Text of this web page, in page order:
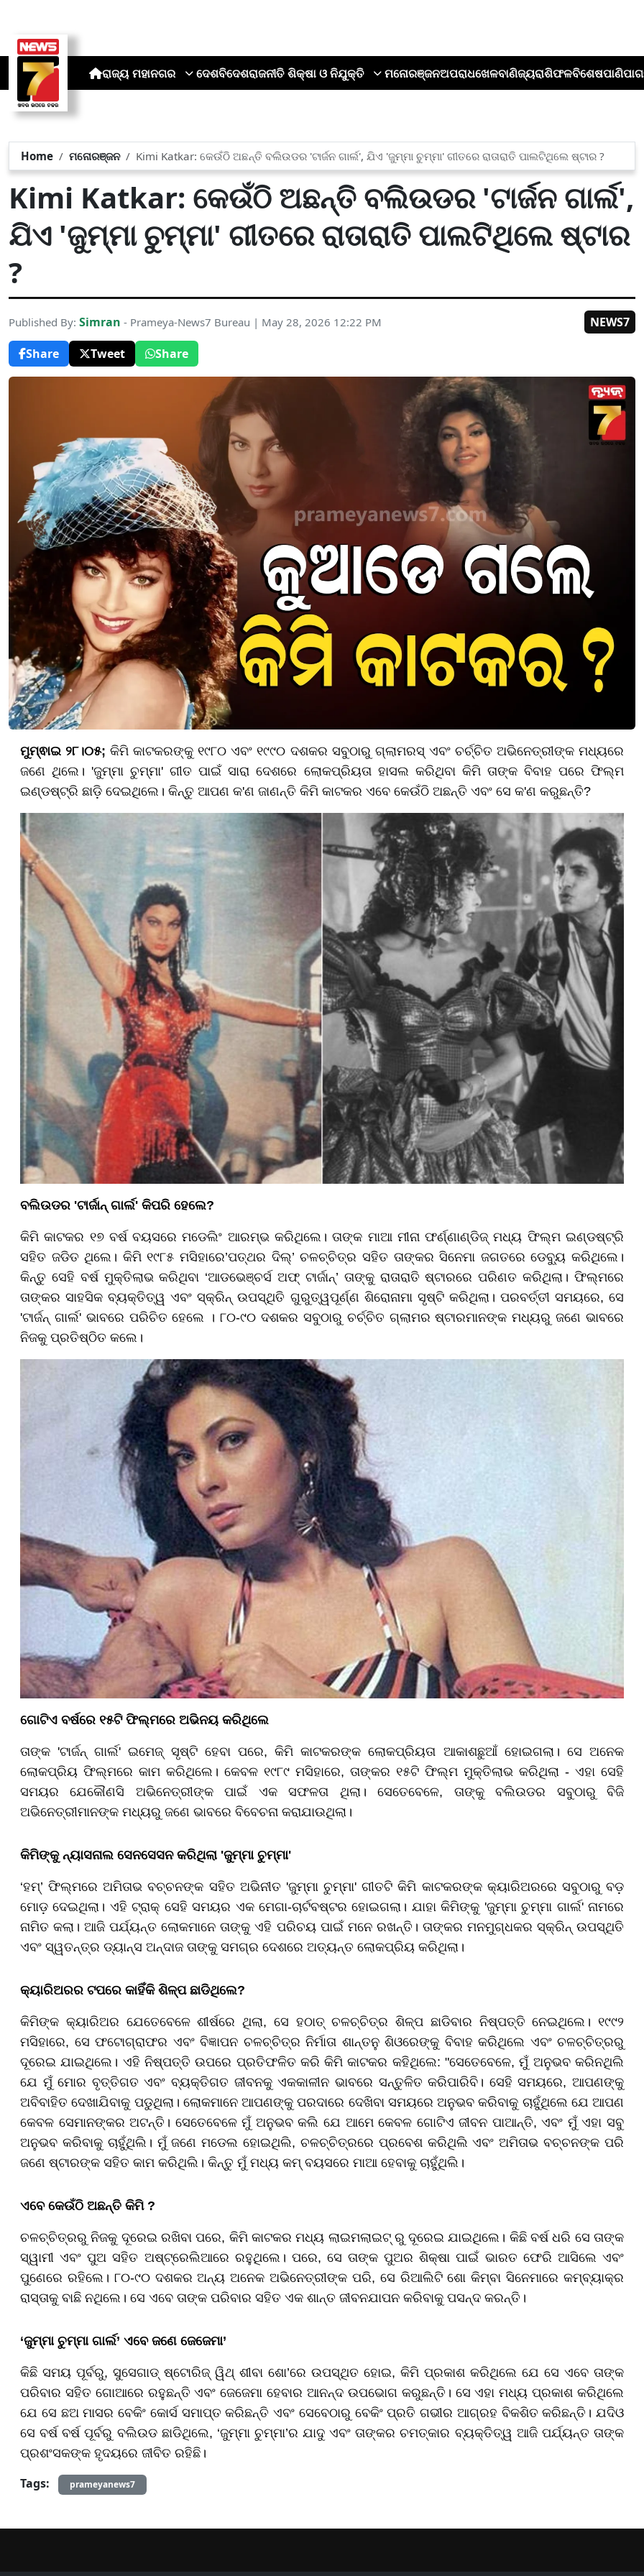
ରାଜ୍ୟ ମହାନଗର ଦେଶବିଦେଶରାଜନୀତି ଶିକ୍ଷା ଓ ନିଯୁକ୍ତି ମନୋରଞ୍ଜନଅପରାଧଖେଳବାଣିଜ୍ୟରାଶିଫଳବିଶେଷପାଣିପାଗ
Home ମନୋରଞ୍ଜନ Kimi Katkar: କେଉଁଠି ଅଛନ୍ତି ବଲିଉଡର 'ଟାର୍ଜନ ଗାର୍ଲ', ଯିଏ 'ଜୁମ୍ମା ଚୁମ୍ମା' ଗୀତରେ ରାତାରାତି ପାଲଟିଥିଲେ ଷ୍ଟାର ?
Kimi Katkar: କେଉଁଠି ଅଛନ୍ତି ବଲିଉଡର 'ଟାର୍ଜନ ଗାର୍ଲ',
ଯିଏ 'ଜୁମ୍ମା ଚୁମ୍ମା' ଗୀତରେ ରାତାରାତି ପାଲଟିଥିଲେ ଷ୍ଟାର
?
Published By: Simran - Prameya-News7 Bureau | May 28, 2026 12:22 PM
NEWS7
Share
Tweet Share
ମୁମ୍ଵାଇ ୨୮।୦୫;କିମି କାଟକରଙ୍କୁ ୧୯୮୦ ଏବଂ ୧୯୯୦ ଦଶକର ସବୁଠାରୁ ଗ୍ଲାମରସ୍ ଏବଂ ଚର୍ଚ୍ଚିତ ଅଭିନେତ୍ରୀଙ୍କ ମଧ୍ୟରେ
ଜଣେ ଥିଲେ। 'ଜୁମ୍ମା ଚୁମ୍ମା' ଗୀତ ପାଇଁ ସାରା ଦେଶରେ ଲୋକପ୍ରିୟତା ହାସଲ କରିଥିବା କିମି ତାଙ୍କ ବିବାହ ପରେ ଫିଲ୍ମ
ଇଣ୍ଡଷ୍ଟ୍ରି ଛାଡ଼ି ଦେଇଥିଲେ। କିନ୍ତୁ ଆପଣ କ'ଣ ଜାଣନ୍ତି କିମି କାଟକର ଏବେ କେଉଁଠି ଅଛନ୍ତି ଏବଂ ସେ କ'ଣ କରୁଛନ୍ତି?
ବଲିଉଡର 'ଟାର୍ଜାନ୍ ଗାର୍ଲ' କିପରି ହେଲେ?
କିମି କାଟକର ୧୭ ବର୍ଷ ବୟସରେ ମଡେଲିଂ ଆରମ୍ଭ କରିଥିଲେ। ତାଙ୍କ ମାଆ ମୀନା ଫର୍ଣ୍ଣାଣ୍ଡିଜ୍ ମଧ୍ୟ ଫିଲ୍ମ ଇଣ୍ଡଷ୍ଟ୍ରି
ସହିତ ଜଡିତ ଥିଲେ। କିମି ୧୯୮୫ ମସିହାରେ’ପତ୍ଥର ଦିଲ୍’ ଚଳଚ୍ଚିତ୍ର ସହିତ ତାଙ୍କର ସିନେମା ଜଗତରେ ଡେବ୍ୟୁ କରିଥିଲେ।
କିନ୍ତୁ ସେହି ବର୍ଷ ମୁକ୍ତିଲାଭ କରିଥିବା ‘ଆଡଭେଞ୍ଚର୍ସ ଅଫ୍ ଟାର୍ଜାନ୍’ ତାଙ୍କୁ ରାତାରାତି ଷ୍ଟାରରେ ପରିଣତ କରିଥିଲା। ଫିଲ୍ମରେ
ତାଙ୍କର ସାହସିକ ବ୍ୟକ୍ତିତ୍ୱ ଏବଂ ସ୍କ୍ରିନ୍ ଉପସ୍ଥିତି ଗୁରୁତ୍ୱପୂର୍ଣ୍ଣ ଶିରୋନାମା ସୃଷ୍ଟି କରିଥିଲା। ପରବର୍ତ୍ତୀ ସମୟରେ, ସେ
'ଟାର୍ଜନ୍ ଗାର୍ଲ' ଭାବରେ ପରିଚିତ ହେଲେ । ୮୦-୯୦ ଦଶକର ସବୁଠାରୁ ଚର୍ଚ୍ଚିତ ଗ୍ଲାମର ଷ୍ଟାରମାନଙ୍କ ମଧ୍ୟରୁ ଜଣେ ଭାବରେ
ନିଜକୁ ପ୍ରତିଷ୍ଠିତ କଲେ।
ଗୋଟିଏ ବର୍ଷରେ ୧୫ଟି ଫିଲ୍ମରେ ଅଭିନୟ କରିଥିଲେ
ତାଙ୍କ 'ଟାର୍ଜନ୍ ଗାର୍ଲ' ଇମେଜ୍ ସୃଷ୍ଟି ହେବା ପରେ, କିମି କାଟକରଙ୍କ ଲୋକପ୍ରିୟତା ଆକାଶଛୁଆଁ ହୋଇଗଲା। ସେ ଅନେକ
ଲୋକପ୍ରିୟ ଫିଲ୍ମରେ କାମ କରିଥିଲେ। କେବଳ ୧୯୮୯ ମସିହାରେ, ତାଙ୍କର ୧୫ଟି ଫିଲ୍ମ ମୁକ୍ତିଲାଭ କରିଥିଲା - ଏହା ସେହି
ସମୟର ଯେକୌଣସି ଅଭିନେତ୍ରୀଙ୍କ ପାଇଁ ଏକ ସଫଳତା ଥିଲା। ସେତେବେଳେ, ତାଙ୍କୁ ବଲିଉଡର ସବୁଠାରୁ ବିଜି
ଅଭିନେତ୍ରୀମାନଙ୍କ ମଧ୍ୟରୁ ଜଣେ ଭାବରେ ବିବେଚନା କରାଯାଉଥିଲା।
କିମିଙ୍କୁ ନ୍ୟାସନାଲ ସେନସେସନ କରିଥିଲା 'ଜୁମ୍ମା ଚୁମ୍ମା'
‘ହମ୍’ ଫିଲ୍ମରେ ଅମିତାଭ ବଚ୍ଚନଙ୍କ ସହିତ ଅଭିନୀତ 'ଜୁମ୍ମା ଚୁମ୍ମା' ଗୀତଟି କିମି କାଟକରଙ୍କ କ୍ୟାରିଅରରେ ସବୁଠାରୁ ବଡ଼
ମୋଡ଼ ଦେଇଥିଲା। ଏହି ଟ୍ରାକ୍ ସେହି ସମୟର ଏକ ମେଗା-ଚାର୍ଟବଷ୍ଟର ହୋଇଗଲା। ଯାହା କିମିଙ୍କୁ 'ଜୁମ୍ମା ଚୁମ୍ମା ଗାର୍ଲ' ନାମରେ
ନାମିତ କଲା। ଆଜି ପର୍ଯ୍ୟନ୍ତ ଲୋକମାନେ ତାଙ୍କୁ ଏହି ପରିଚୟ ପାଇଁ ମନେ ରଖନ୍ତି। ତାଙ୍କର ମନମୁଗ୍ଧକର ସ୍କ୍ରିନ୍ ଉପସ୍ଥିତି
ଏବଂ ସ୍ୱତନ୍ତ୍ର ଡ୍ୟାନ୍ସ ଅନ୍ଦାଜ ତାଙ୍କୁ ସମଗ୍ର ଦେଶରେ ଅତ୍ୟନ୍ତ ଲୋକପ୍ରିୟ କରିଥିଲା।
କ୍ୟାରିଅରର ଟପରେ କାହିଁକି ଶିଳ୍ପ ଛାଡିଥିଲେ?
କିମିଙ୍କ କ୍ୟାରିଅର ଯେତେବେଳେ ଶୀର୍ଷରେ ଥିଲା, ସେ ହଠାତ୍ ଚଳଚ୍ଚିତ୍ର ଶିଳ୍ପ ଛାଡିବାର ନିଷ୍ପତ୍ତି ନେଇଥିଲେ। ୧୯୯୨
ମସିହାରେ, ସେ ଫଟୋଗ୍ରାଫର ଏବଂ ବିଜ୍ଞାପନ ଚଳଚ୍ଚିତ୍ର ନିର୍ମାତା ଶାନ୍ତନୁ ଶିଓରେଙ୍କୁ ବିବାହ କରିଥିଲେ ଏବଂ ଚଳଚ୍ଚିତ୍ରରୁ
ଦୂରେଇ ଯାଇଥିଲେ। ଏହି ନିଷ୍ପତ୍ତି ଉପରେ ପ୍ରତିଫଳିତ କରି କିମି କାଟକର କହିଥିଲେ: "ସେତେବେଳେ, ମୁଁ ଅନୁଭବ କରିନଥିଲି
ଯେ ମୁଁ ମୋର ବୃତ୍ତିଗତ ଏବଂ ବ୍ୟକ୍ତିଗତ ଜୀବନକୁ ଏକକାଳୀନ ଭାବରେ ସନ୍ତୁଳିତ କରିପାରିବି। ସେହି ସମୟରେ, ଆପଣଙ୍କୁ
ଅବିବାହିତ ଦେଖାଯିବାକୁ ପଡୁଥିଲା। ଲୋକମାନେ ଆପଣଙ୍କୁ ପରଦାରେ ଦେଖିବା ସମୟରେ ଅନୁଭବ କରିବାକୁ ଚାହୁଁଥିଲେ ଯେ ଆପଣ
କେବଳ ସେମାନଙ୍କର ଅଟନ୍ତି। ସେତେବେଳେ ମୁଁ ଅନୁଭବ କଲି ଯେ ଆମେ କେବଳ ଗୋଟିଏ ଜୀବନ ପାଆନ୍ତି, ଏବଂ ମୁଁ ଏହା ସବୁ
ଅନୁଭବ କରିବାକୁ ଚାହୁଁଥିଲି। ମୁଁ ଜଣେ ମଡେଲ ହୋଇଥିଲି, ଚଳଚ୍ଚିତ୍ରରେ ପ୍ରବେଶ କରିଥିଲି ଏବଂ ଅମିତାଭ ବଚ୍ଚନଙ୍କ ପରି
ଜଣେ ଷ୍ଟାରଙ୍କ ସହିତ କାମ କରିଥିଲି। କିନ୍ତୁ ମୁଁ ମଧ୍ୟ କମ୍ ବୟସରେ ମାଆ ହେବାକୁ ଚାହୁଁଥିଲି।
ଏବେ କେଉଁଠି ଅଛନ୍ତି କିମି ?
ଚଳଚ୍ଚିତ୍ରରୁ ନିଜକୁ ଦୂରେଇ ରଖିବା ପରେ, କିମି କାଟକର ମଧ୍ୟ ଲାଇମଲାଇଟ୍ ରୁ ଦୂରେଇ ଯାଇଥିଲେ। କିଛି ବର୍ଷ ଧରି ସେ ତାଙ୍କ
ସ୍ୱାମୀ ଏବଂ ପୁଅ ସହିତ ଅଷ୍ଟ୍ରେଲିଆରେ ରହୁଥିଲେ। ପରେ, ସେ ତାଙ୍କ ପୁଅର ଶିକ୍ଷା ପାଇଁ ଭାରତ ଫେରି ଆସିଲେ ଏବଂ
ପୁଣେରେ ରହିଲେ। ୮୦-୯୦ ଦଶକର ଅନ୍ୟ ଅନେକ ଅଭିନେତ୍ରୀଙ୍କ ପରି, ସେ ରିଆଲିଟି ଶୋ କିମ୍ବା ସିନେମାରେ କମ୍ବ୍ୟାକ୍ର
ରାସ୍ତାକୁ ବାଛି ନଥିଲେ। ସେ ଏବେ ତାଙ୍କ ପରିବାର ସହିତ ଏକ ଶାନ୍ତ ଜୀବନଯାପନ କରିବାକୁ ପସନ୍ଦ କରନ୍ତି।
‘ଜୁମ୍ମା ଚୁମ୍ମା ଗାର୍ଲ’ ଏବେ ଜଣେ ଜେଜେମା’
କିଛି ସମୟ ପୂର୍ବରୁ, ସୁସେଗାଡ୍ ଷ୍ଟୋରିଜ୍ ୱିଥ୍ ଶୀବା ଶୋ’ରେ ଉପସ୍ଥିତ ହୋଇ, କିମି ପ୍ରକାଶ କରିଥିଲେ ଯେ ସେ ଏବେ ତାଙ୍କ
ପରିବାର ସହିତ ଗୋଆରେ ରହୁଛନ୍ତି ଏବଂ ଜେଜେମା ହେବାର ଆନନ୍ଦ ଉପଭୋଗ କରୁଛନ୍ତି। ସେ ଏହା ମଧ୍ୟ ପ୍ରକାଶ କରିଥିଲେ
ଯେ ସେ ଛଅ ମାସର ବେକିଂ କୋର୍ସ ସମାପ୍ତ କରିଛନ୍ତି ଏବଂ ସେବେଠାରୁ ବେକିଂ ପ୍ରତି ଗଭୀର ଆଗ୍ରହ ବିକଶିତ କରିଛନ୍ତି। ଯଦିଓ
ସେ ବର୍ଷ ବର୍ଷ ପୂର୍ବରୁ ବଲିଉଡ ଛାଡିଥିଲେ, ‘ଜୁମ୍ମା ଚୁମ୍ମା’ର ଯାଦୁ ଏବଂ ତାଙ୍କର ଚମତ୍କାର ବ୍ୟକ୍ତିତ୍ୱ ଆଜି ପର୍ଯ୍ୟନ୍ତ ତାଙ୍କ
ପ୍ରଶଂସକଙ୍କ ହୃଦୟରେ ଜୀବିତ ରହିଛି।
Tags: prameyanews7